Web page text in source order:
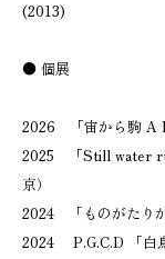
(2013)
● 個展
2026 「宙から駒 A
2025 「Still water
京）
2024 「ものがたり
2024 P.G.C.D 「白